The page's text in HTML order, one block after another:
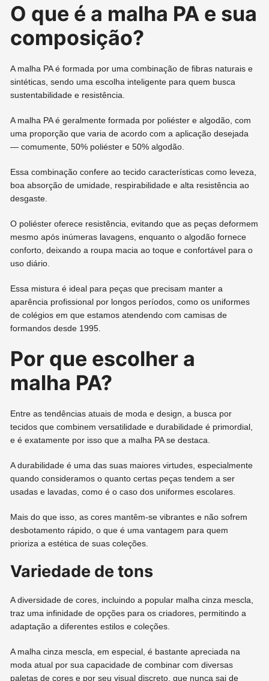
O que é a malha PA e sua
composição?
A malha PA é formada por uma combinação de fibras naturais e
sintéticas, sendo uma escolha inteligente para quem busca
sustentabilidade e resistência.
A malha PA é geralmente formada por poliéster e algodão, com
uma proporção que varia de acordo com a aplicação desejada
— comumente, 50% poliéster e 50% algodão.
Essa combinação confere ao tecido características como leveza,
boa absorção de umidade, respirabilidade e alta resistência ao
desgaste.
O poliéster oferece resistência, evitando que as peças deformem
mesmo após inúmeras lavagens, enquanto o algodão fornece
conforto, deixando a roupa macia ao toque e confortável para o
uso diário.
Essa mistura é ideal para peças que precisam manter a
aparência profissional por longos períodos, como os uniformes
de colégios em que estamos atendendo com camisas de
formandos desde 1995.
Por que escolher a
malha PA?
Entre as tendências atuais de moda e design, a busca por
tecidos que combinem versatilidade e durabilidade é primordial,
e é exatamente por isso que a malha PA se destaca.
A durabilidade é uma das suas maiores virtudes, especialmente
quando consideramos o quanto certas peças tendem a ser
usadas e lavadas, como é o caso dos uniformes escolares.
Mais do que isso, as cores mantêm-se vibrantes e não sofrem
desbotamento rápido, o que é uma vantagem para quem
prioriza a estética de suas coleções.
Variedade de tons
A diversidade de cores, incluindo a popular malha cinza mescla,
traz uma infinidade de opções para os criadores, permitindo a
adaptação a diferentes estilos e coleções.
A malha cinza mescla, em especial, é bastante apreciada na
moda atual por sua capacidade de combinar com diversas
paletas de cores e por seu visual discreto, que nunca sai de